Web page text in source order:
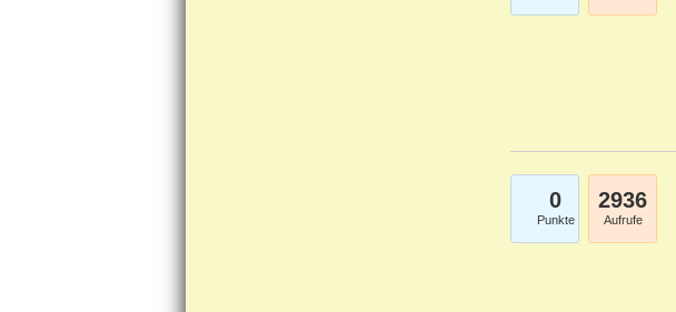
0
Punkte
2936
Aufrufe